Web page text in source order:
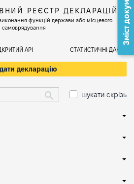
РЕЄСТР ДЕКЛАРАЦІЙ
функцій держави або місцевого
самоврядування
АРІ СТАТИСТИЧНІ ДАНІ
декларацію
шукати скрізь
Зміст документа